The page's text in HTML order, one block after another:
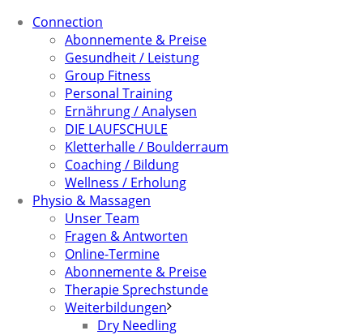
Connection
Abonnemente & Preise
Gesundheit / Leistung
Group Fitness
Personal Training
Ernährung / Analysen
DIE LAUFSCHULE
Kletterhalle / Boulderraum
Coaching / Bildung
Wellness / Erholung
Physio & Massagen
Unser Team
Fragen & Antworten
Online-Termine
Abonnemente & Preise
Therapie Sprechstunde
Weiterbildungen
Dry Needling